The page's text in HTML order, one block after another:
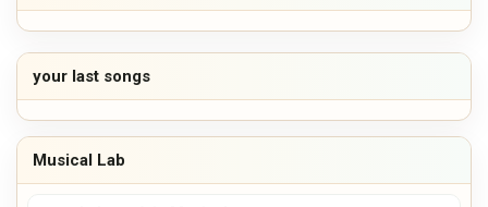
your last songs
Musical Lab